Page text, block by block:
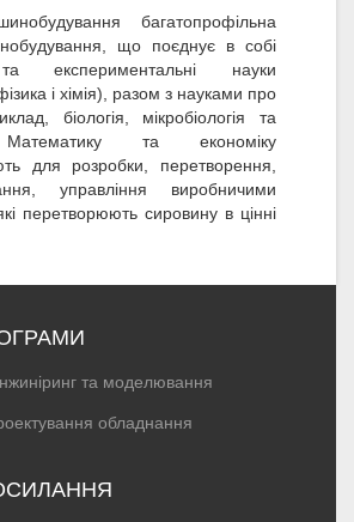
багатопрофільна
що поєднує в собі
експериментальні науки
і хімія), разом з науками про
біологія, мікробіологія та
Математику та економіку
для розробки, перетворення,
управління виробничими
перетворюють сировину в цінні
та моделювання
обладнання